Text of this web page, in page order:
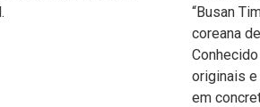
“Busan
coreana
originais e
em